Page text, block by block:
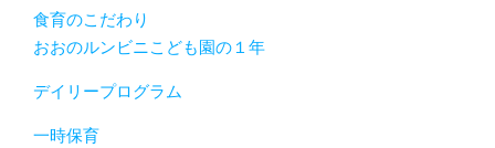
食育のこだわり
おおのルンビニこども園の１年
デイリープログラム
一時保育